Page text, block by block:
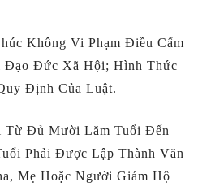
Không Vi Phạm Điều Cấm
Đạo Đức Xã Hội; Hình Thức
Định Của Luật.
Đủ Mười Lăm Tuổi Đến
Phải Được Lập Thành Văn
Mẹ Hoặc Người Giám Hộ